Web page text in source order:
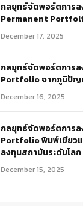
กลยุทธ์​จัดพอร์ตการ
Permanent
December 17, 2025
กลยุทธ์จัดพอร์ตการ
Portfolio จากภูมิปัญ
December 16, 2025
กลยุทธ์จัดพอร์ตการ
Portfolio พิมพ์เขียว
ลงทุนสถาบันระดับโลก
December 15, 2025